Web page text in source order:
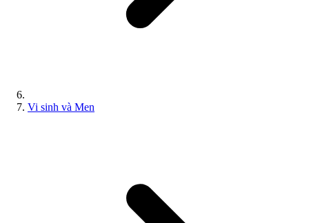
Vi sinh và Men